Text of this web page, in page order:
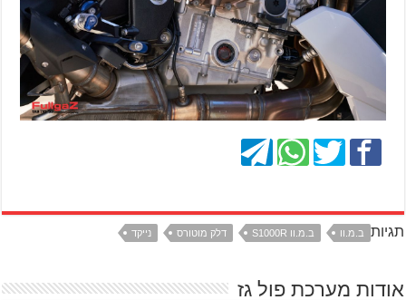
תגיות ב.מ.וו ב.מ.וו S1000R דלק מוטורס נייקד
אודות מערכת פול גז